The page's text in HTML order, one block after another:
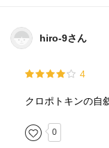
hiro-9さん
4
クロポトキンの自
0